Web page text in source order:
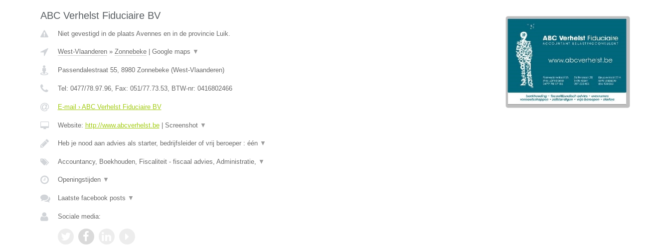
ABC Verhelst Fiduciaire BV
Niet gevestigd in de plaats Avennes en in de provincie Luik.
West-Vlaanderen» Zonnebeke| Google maps ▼
Passendalestraat 55, 8980 Zonnebeke(West-Vlaanderen)
Tel: 0477/78.97.96, Fax: 051/77.73.53, BTW-nr: 0416802466
E-mail › ABC Verhelst Fiduciaire BV
Website: http://www.abcverhelst.be| Screenshot ▼
Heb je nood aan advies als starter, bedrijfsleider of vrij beroeper : één ▼
Accountancy, Boekhouden, Fiscaliteit - fiscaal advies, Administratie, ▼
Openingstijden ▼
Laatste facebook posts ▼
Sociale media: